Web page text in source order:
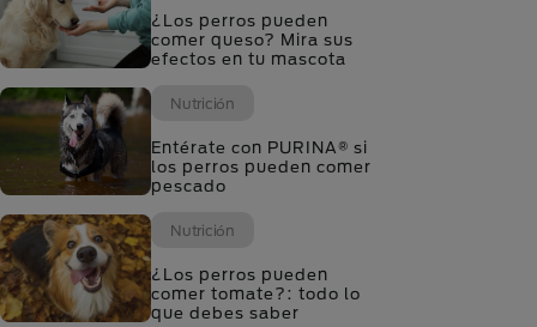
¿Los perros pueden
comer queso? Mira sus
efectos en tu mascota
Nutrición
Entérate con PURINA® si
los perros pueden comer
pescado
Nutrición
¿Los perros pueden
comer tomate?: todo lo
que debes saber